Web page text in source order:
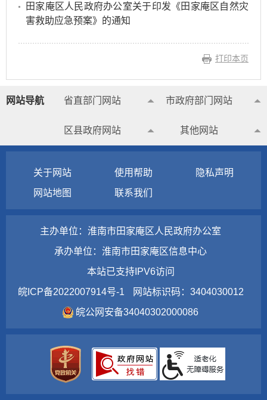
田家庵区人民政府办公室关于印发《田家庵区自然灾
害救助应急预案》的通知
打印本页
网站导航 省直部门网站 市政府部门网站
区县政府网站 其他网站
关于网站 使用帮助
隐私声明
网站地图
联系我们
主办单位：淮南市田家庵区人民政府办公室
承办单位：淮南市田家庵区信息中心
本站已支持IPV6访问
皖ICP备2022007914号-1
网站标识码：3404030012
皖公网安备34040302000086